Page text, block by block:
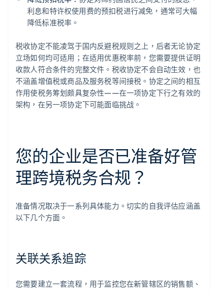
利息和特许权使用费的预扣税进行减免，通常可大幅
降低标准税率。
税收协定不能凌驾于国内反避税规则之上，后者无论协定
立场如何均可适用；在适用优惠税率前，您需要提供证明
收款人符合条件的完整文件。税收协定不会自动生效，也
不涵盖增值税或商品及服务税等间接税。协定之间的相互
作用使税务筹划颇具复杂性——在一项协定下行之有效的
架构，在另一项协定下可能面临挑战。
您的企业是否已准备好管
理跨境税务合规？
准备情况取决于一系列具体能力。切实的自我评估应涵盖
以下几个方面。
关联关系追踪
您需要建立一套流程，用于监控您在新管辖区的销售额、